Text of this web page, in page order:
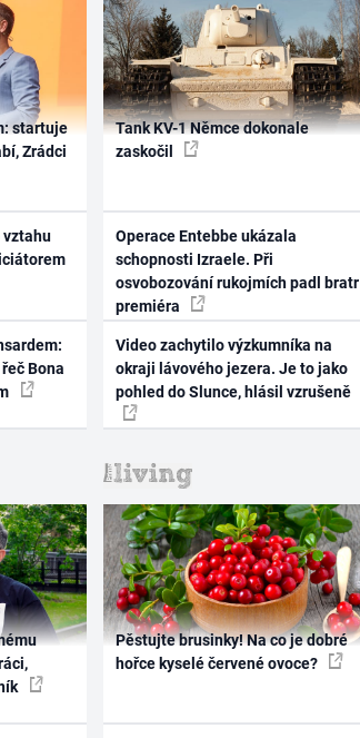
startuje
Zrádci
vztahu
Bona
Tank KV-1 Němce dokonale
zaskočil
Operace Entebbe ukázala
schopnosti Izraele. Při
osvobozování rukojmích padl bratr
premiéra
Video zachytilo výzkumníka na
okraji lávového jezera. Je to jako
pohled do Slunce, hlásil vzrušeně
Pěstujte brusinky! Na co je dobré
hořce kyselé červené ovoce?